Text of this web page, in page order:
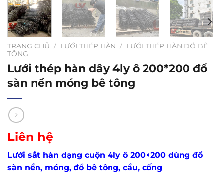
TRANG CHỦ / LƯỚI THÉP HÀN / LƯỚI THÉP HÀN ĐỔ BÊ
TÔNG
Lưới thép hàn dây 4ly ô 200*200 đổ
sàn nền móng bê tông
Liên hệ
Lưới sắt hàn dạng cuộn 4ly ô 200×200 dùng đổ
sàn nền, móng, đổ bê tông, cầu, cống